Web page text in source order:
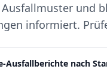
und
informiert.
Ausfallberichte nach